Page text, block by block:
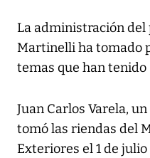
La administración
Martinelli ha tomado
temas que han
Juan Carlos Varela,
tomó las riendas del
Exteriores el 1 de